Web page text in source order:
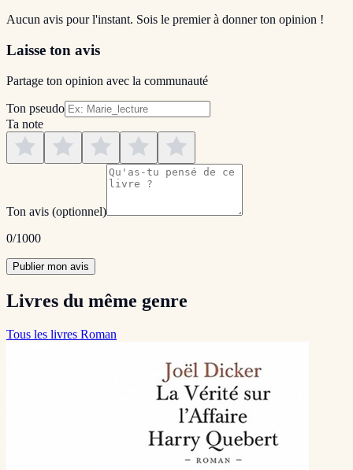
Aucun avis pour l'instant. Sois le premier à donner ton opinion !
Laisse ton avis
Partage ton opinion avec la communauté
Ton pseudo
Ta note
Ton avis (optionnel)
0/1000
Publier mon avis
Livres du même genre
Tous les livres Roman